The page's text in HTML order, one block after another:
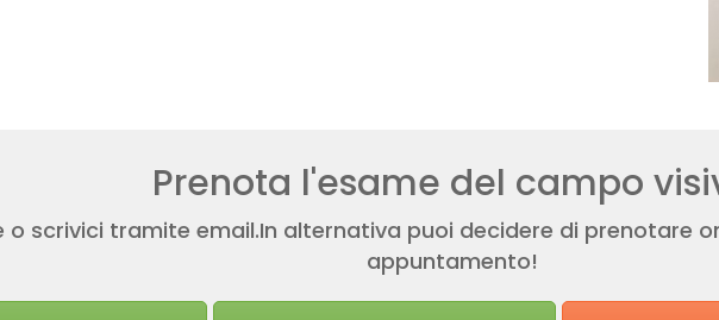
Prenota l'esame del campo
scrivici tramite email.In alternativa puoi decidere di prenotare
appuntamento!